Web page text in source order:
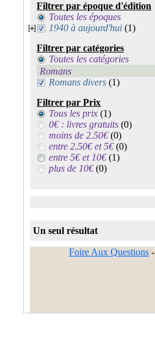
Filtrer par époque d'édition
Toutes les époques
1940 à aujourd'hui (1)
Filtrer par catégories
Toutes les catégories
Romans
Romans divers (1)
Filtrer par Prix
Tous les prix (1)
0€ : livres gratuits (0)
moins de 2.50€(0)
entre 2.50€ et 5€(0)
entre 5€ et 10€(1)
plus de 10€(0)
Un seul résultat
Foire Aux Questions-